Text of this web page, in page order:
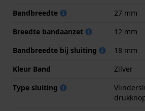
Bandbreedte
27 mm
Breedte bandaanzet
12 mm
Bandbreedte bij sluiting
18 mm
Kleur Band
Zilver
Type sluiting